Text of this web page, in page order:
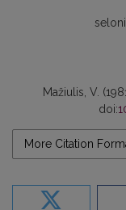
Mažiulis, V.
doi:
More Citation